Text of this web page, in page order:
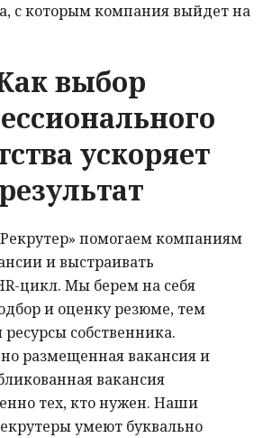
с которым компания выйдет на
выбор
ускоряет
результат
помогаем компаниям
и выстраивать
цикл. Мы берем на себя
и оценку резюме, тем
собственника.
размещенная вакансия и
вакансия
тех, кто нужен. Наши
умеют буквально